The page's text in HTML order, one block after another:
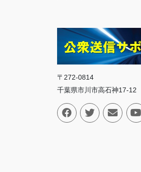
〒272-0814
千葉県市川市高石神17-12